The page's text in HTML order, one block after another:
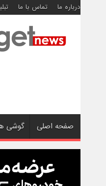
درباره ما تماس با ما
صفحه اصلی گوشی